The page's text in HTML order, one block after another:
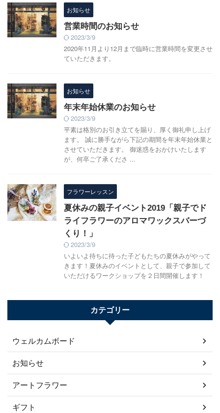
お知らせ
営業時間のお知らせ
2023/3/9
2020年11月より12月まで臨時に営業時間を変更させ
ていただきます。
お知らせ
年末年始休業のお知らせ
2023/3/9
平素は格別のお引き立てを賜り、厚く御礼申し上げ
ます。 誠に勝手ながら下記の期間を年末年始休業と
させていただきます。 御迷惑をおかけいたします
が、何卒ご了承くださ ...
フラワーレッスン
夏休みの親子イベント2019「親子でド
ライフラワーのアロマワックスバーづ
くり！」
2023/3/9
いよいよ待ちに待った子どもたちの夏休みがやって
きます！夏休みのイベントとして、親子で参加して
いただけるワークショップを２日間開催します！
カテゴリー
ウェルカムボード
お知らせ
アートフラワー
ギフト